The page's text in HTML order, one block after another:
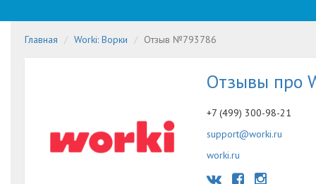
Главная Worki: Ворки Отзыв №793786
Отзывы про
+7 (499) 300-98-21
support@worki.ru
worki.ru